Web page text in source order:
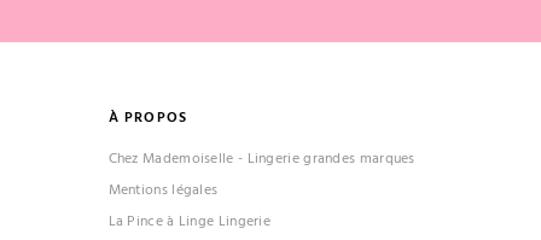
À PROPOS
Chez Mademoiselle - Lingerie grandes marques
Mentions légales
La Pince à Linge Lingerie